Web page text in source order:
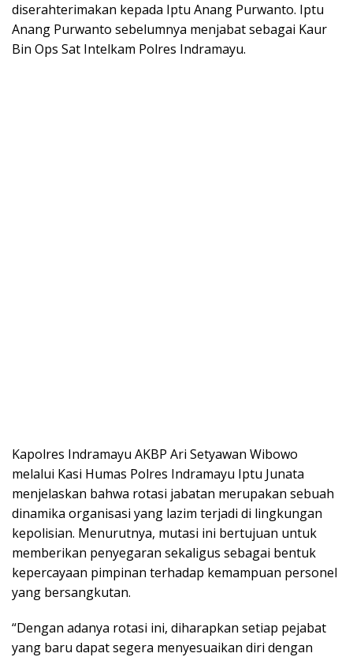
diserahterimakan kepada Iptu Anang Purwanto. Iptu
Anang Purwanto sebelumnya menjabat sebagai Kaur
Bin Ops Sat Intelkam Polres Indramayu.
Kapolres Indramayu AKBP Ari Setyawan Wibowo
melalui Kasi Humas Polres Indramayu Iptu Junata
menjelaskan bahwa rotasi jabatan merupakan sebuah
dinamika organisasi yang lazim terjadi di lingkungan
kepolisian. Menurutnya, mutasi ini bertujuan untuk
memberikan penyegaran sekaligus sebagai bentuk
kepercayaan pimpinan terhadap kemampuan personel
yang bersangkutan.
“Dengan adanya rotasi ini, diharapkan setiap pejabat
yang baru dapat segera menyesuaikan diri dengan